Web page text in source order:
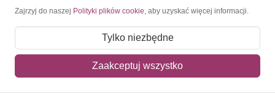
Moje konto
Moje zamówienia
Mój koszyk
Adres dostawy
Zajrzyj do naszej Polityki plików cookie, aby uzyskać więcej informacji.
Tylko niezbędne
Zaakceptuj wszystko